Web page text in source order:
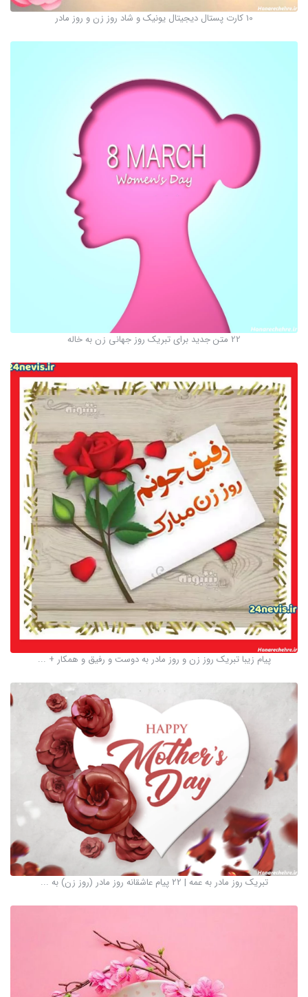
10 کارت پستال دیجیتال یونیک و شاد روز زن و روز مادر
22 متن جدید برای تبریک روز جهانی زن به خاله
پیام زیبا تبریک روز زن و روز مادر به دوست و رفیق و همکار + ...
تبریک روز مادر به عمه | 22 پیام عاشقانه روز مادر (روز زن) به ...